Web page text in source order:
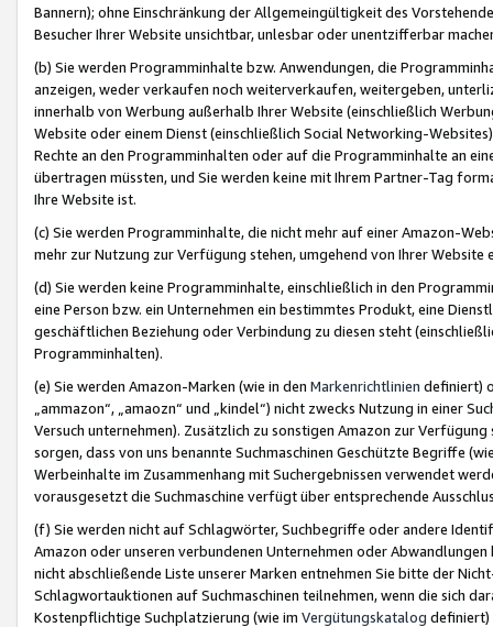
Bannern); ohne Einschränkung der Allgemeingültigkeit des
Besucher Ihrer Website unsichtbar, unlesbar oder unentzifferbar
(b) Sie werden Programminhalte bzw. Anwendungen, die
anzeigen, weder verkaufen noch weiterverkaufen, weitergeben,
innerhalb von Werbung außerhalb Ihrer Website (einschließlich
Website oder einem Dienst (einschließlich Social Networking-
Rechte an den Programminhalten oder auf die Programminhalte an
übertragen müssten, und Sie werden keine mit Ihrem Partner-Tag
Ihre Website ist.
(c) Sie werden Programminhalte, die nicht mehr auf einer Amazon-
mehr zur Nutzung zur Verfügung stehen, umgehend von Ihrer
(d) Sie werden keine Programminhalte, einschließlich in den
eine Person bzw. ein Unternehmen ein bestimmtes Produkt, eine
geschäftlichen Beziehung oder Verbindung zu diesen steht
Programminhalten).
(e) Sie werden Amazon-Marken (wie in den Markenrichtlinien definiert)
„ammazon“, „amaozn“ und „kindel“) nicht zwecks Nutzung in einer
Versuch unternehmen). Zusätzlich zu sonstigen Amazon zur
sorgen, dass von uns benannte Suchmaschinen Geschützte Begriffe
Werbeinhalte im Zusammenhang mit Suchergebnissen verwendet
vorausgesetzt die Suchmaschine verfügt über entsprechende
(f) Sie werden nicht auf Schlagwörter, Suchbegriffe oder andere
Amazon oder unseren verbundenen Unternehmen oder
nicht abschließende Liste unserer Marken entnehmen Sie bitte der
Schlagwortauktionen auf Suchmaschinen teilnehmen, wenn die sich
Kostenpflichtige Suchplatzierung (wie im Vergütungskatalog definiert)